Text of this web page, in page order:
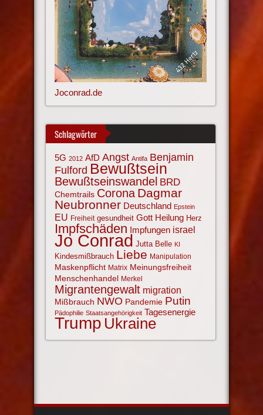
Joconrad.de
Schlagwörter
5G 2012 AfD Angst Antifa Benjamin
Fulford Bewußtsein
Bewußtseinswandel BRD
Chemtrails Corona Dagmar
Neubronner Deutschland Epstein
EU Freiheit gesundheit Gott Heilung Herz
Impfschäden Impfungen israel
Jo Conrad Jutta Belle KI
Kindesmißbrauch Liebe Manipulation
Maskenpflicht Matrix Meinungsfreiheit
Menschenhandel Merkel
Migrantengewalt migration
Mißbrauch NWO Pandemie Putin
Pädophilie Staatsangehörigkeit Tagesenergie
Trump Ukraine